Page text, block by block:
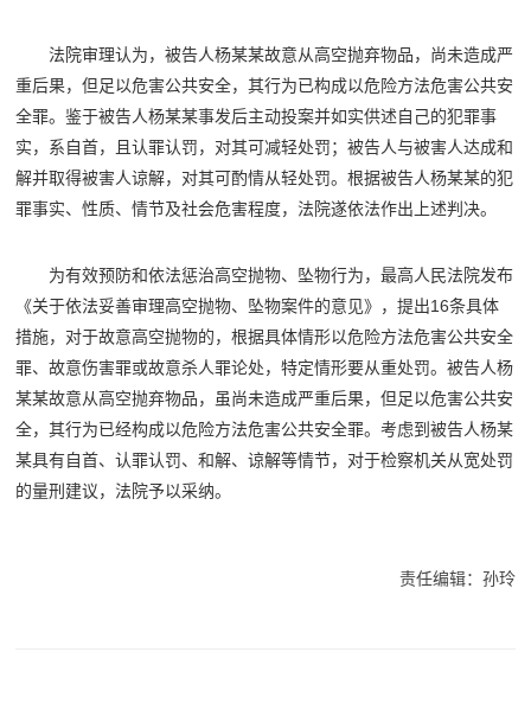
法院审理认为，被告人杨某某故意从高空抛弃物品，尚未造成严
重后果，但足以危害公共安全，其行为已构成以危险方法危害公共安
全罪。鉴于被告人杨某某事发后主动投案并如实供述自己的犯罪事
实，系自首，且认罪认罚，对其可减轻处罚；被告人与被害人达成和
解并取得被害人谅解，对其可酌情从轻处罚。根据被告人杨某某的犯
罪事实、性质、情节及社会危害程度，法院遂依法作出上述判决。
为有效预防和依法惩治高空抛物、坠物行为，最高人民法院发布
《关于依法妥善审理高空抛物、坠物案件的意见》，提出16条具体
措施，对于故意高空抛物的，根据具体情形以危险方法危害公共安全
罪、故意伤害罪或故意杀人罪论处，特定情形要从重处罚。被告人杨
某某故意从高空抛弃物品，虽尚未造成严重后果，但足以危害公共安
全，其行为已经构成以危险方法危害公共安全罪。考虑到被告人杨某
某具有自首、认罪认罚、和解、谅解等情节，对于检察机关从宽处罚
的量刑建议，法院予以采纳。
责任编辑：孙玲